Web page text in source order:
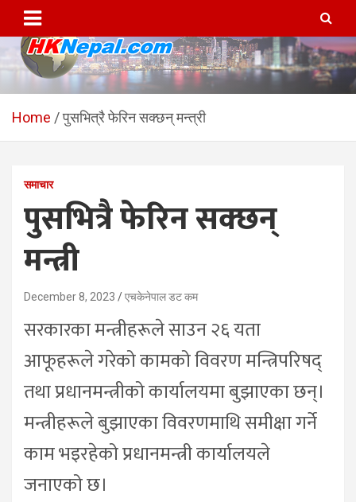
content
HKNepal.com – हङकङबाट
सञ्चालित पहिलो नेपाली अनलाईन
hknepal, hknepal.com, hk nepal, hk nepal com
Home पुसभित्रै फेरिन सक्छन् मन्त्री
समाचार
पुसभित्रै फेरिन सक्छन्
मन्त्री
December 8, 2023 एचकेनेपाल डट कम
सरकारका मन्त्रीहरूले साउन २६ यता
आफूहरूले गरेको कामको विवरण मन्त्रिपरिषद्
तथा प्रधानमन्त्रीको कार्यालयमा बुझाएका छन्।
मन्त्रीहरूले बुझाएका विवरणमाथि समीक्षा गर्ने
काम भइरहेको प्रधानमन्त्री कार्यालयले
जनाएको छ।